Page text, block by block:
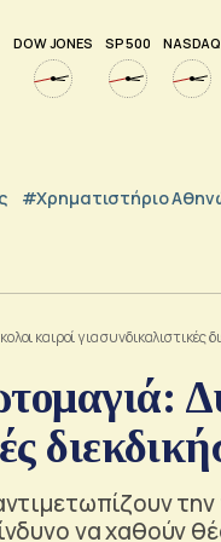
DOW JONES SP 500 NASDAQ
#Χρηματιστήριο
καιροί για συνδικαλιστικές
να χαθούν